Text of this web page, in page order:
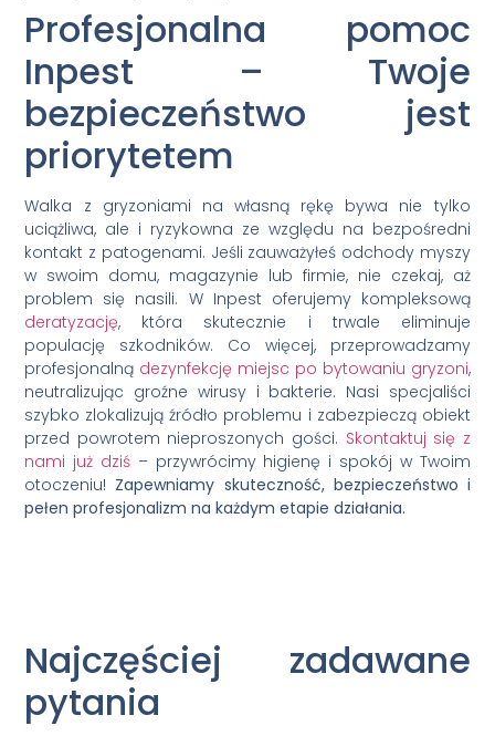
Profesjonalna pomoc
Inpest – Twoje
bezpieczeństwo jest
priorytetem
Walka z gryzoniami na własną rękę bywa nie tylko
uciążliwa, ale i ryzykowna ze względu na bezpośredni
kontakt z patogenami. Jeśli zauważyłeś odchody myszy
w swoim domu, magazynie lub firmie, nie czekaj, aż
problem się nasili. W Inpest oferujemy kompleksową
deratyzację, która skutecznie i trwale eliminuje
populację szkodników. Co więcej, przeprowadzamy
profesjonalną dezynfekcję miejsc po bytowaniu gryzoni,
neutralizując groźne wirusy i bakterie. Nasi specjaliści
szybko zlokalizują źródło problemu i zabezpieczą obiekt
przed powrotem nieproszonych gości. Skontaktuj się z
nami już dziś – przywrócimy higienę i spokój w Twoim
otoczeniu! Zapewniamy skuteczność, bezpieczeństwo i
pełen profesjonalizm na każdym etapie działania.
Najczęściej zadawane
pytania